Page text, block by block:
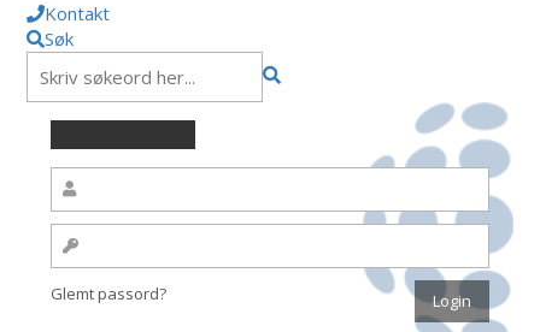
Kontakt
Søk
Glemt passord?